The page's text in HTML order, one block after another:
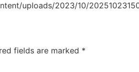
uploads/2023/10/
fields are marked *